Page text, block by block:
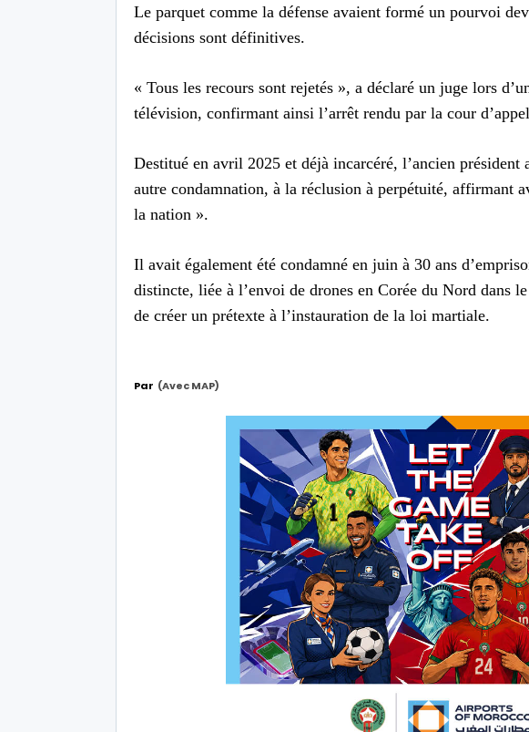
Le parquet comme la défense avaient formé un pourvoi
décisions sont définitives.
« Tous les recours sont rejetés », a déclaré un juge lors
télévision, confirmant ainsi l’arrêt rendu par la cour
Destitué en avril 2025 et déjà incarcéré, l’ancien président
autre condamnation, à la réclusion à perpétuité, affirmant
la nation ».
Il avait également été condamné en juin à 30 ans
distincte, liée à l’envoi de drones en Corée du Nord dans
de créer un prétexte à l’instauration de la loi martiale.
Par (avec MAP)